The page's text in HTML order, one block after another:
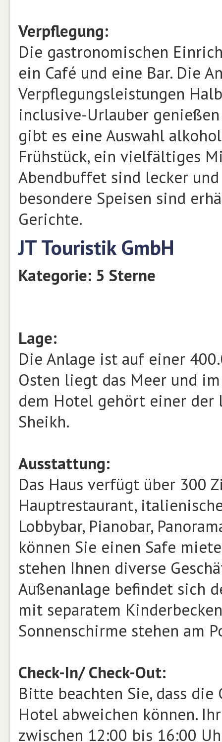
Verpflegung:
Die gastronomischen
ein Café und eine Bar. Die
Verpflegungsleistungen
inclusive-Urlauber
gibt es eine Auswahl
Frühstück, ein vielfältiges
Abendbuffet sind lecker
besondere Speisen sind
Gerichte.
JT Touristik GmbH
Kategorie: 5 Sterne
Lage:
Die Anlage ist auf einer
Osten liegt das Meer und
dem Hotel gehört einer der
Sheikh.
Ausstattung:
Das Haus verfügt über 300
Hauptrestaurant,
Lobbybar, Pianobar,
können Sie einen Safe
stehen Ihnen diverse
Außenanlage befindet sich
mit separatem
Sonnenschirme stehen am
Check-In/ Check-Out:
Bitte beachten Sie, dass die
Hotel abweichen können.
zwischen 12:00 bis 16:00